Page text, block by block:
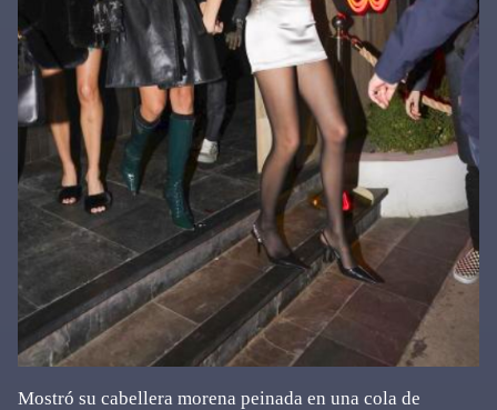
Mostró su cabellera morena peinada en una cola de